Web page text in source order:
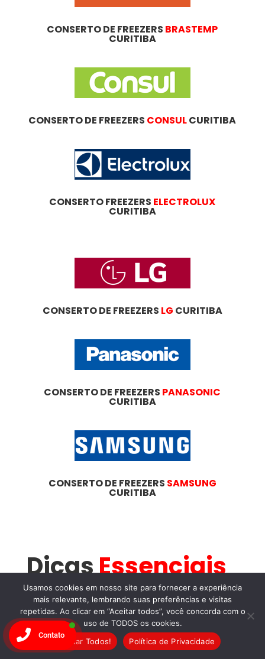
CONSERTO DE FREEZERS BRASTEMP
CURITIBA
CONSERTO DE FREEZERS CONSULCURITIBA
CONSERTO FREEZERS ELECTROLUX
CURITIBA
CONSERTO DE FREEZERS LG CURITIBA
CONSERTO DE FREEZERS PANASONIC
CURITIBA
CONSERTO DE FREEZERS SAMSUNG
CURITIBA
DicasEssenciais
Para
Manutenção de
Freezersno
Usamos cookies em nosso site para fornecer a experiência
mais relevante, lembrando suas preferências e visitas
repetidas. Ao clicar em “Aceitar todos”, você concorda com o
uso de TODOS os cookies.
Aceitar Todos!
Política de Privacidade
Contato